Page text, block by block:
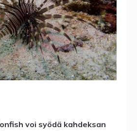
voi syödä kahdeksan